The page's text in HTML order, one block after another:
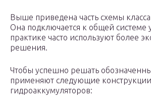
Выше приведена часть схемы
Она подключается к общей системе
практике часто используют более
решения.
Чтобы успешно решать
применяют следующие конструкции
гидроаккумуляторов: